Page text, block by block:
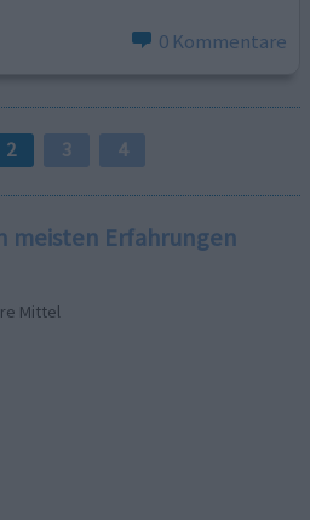
0 Kommentare
2 3 4
meisten Erfahrungen
Mittel